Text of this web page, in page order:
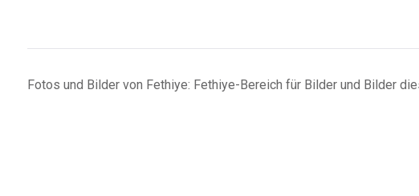
Fotos und Bilder von Fethiye: Fethiye-Bereich für Bilder und Bilder